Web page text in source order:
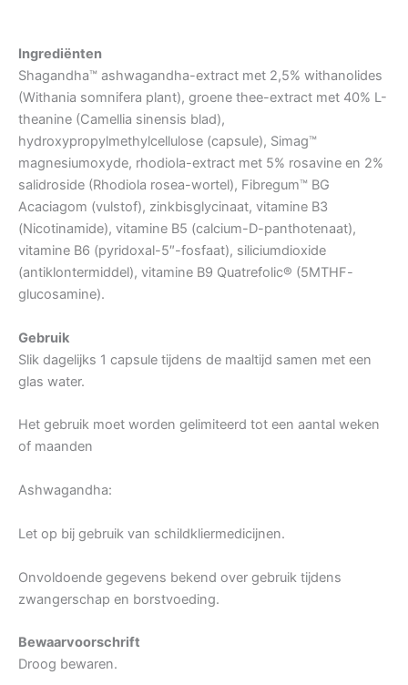
Ingrediënten
Shagandha™ ashwagandha-extract met 2,5% withanolides
(Withania somnifera plant), groene thee-extract met 40% L-
theanine (Camellia sinensis blad),
hydroxypropylmethylcellulose (capsule), Simag™
magnesiumoxyde, rhodiola-extract met 5% rosavine en 2%
salidroside (Rhodiola rosea-wortel), Fibregum™ BG
Acaciagom (vulstof), zinkbisglycinaat, vitamine B3
(Nicotinamide), vitamine B5 (calcium-D-panthotenaat),
vitamine B6 (pyridoxal-5″-fosfaat), siliciumdioxide
(antiklontermiddel), vitamine B9 Quatrefolic® (5MTHF-
glucosamine).
Gebruik
Slik dagelijks 1 capsule tijdens de maaltijd samen met een
glas water.
Het gebruik moet worden gelimiteerd tot een aantal weken
of maanden
Ashwagandha:
Let op bij gebruik van schildkliermedicijnen.
Onvoldoende gegevens bekend over gebruik tijdens
zwangerschap en borstvoeding.
Bewaarvoorschrift
Droog bewaren.